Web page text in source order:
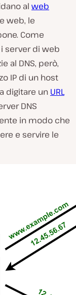
al web
web, le
Come
server di web
al DNS, però,
IP di un host
digitare un URL
DNS
in modo che
e servire le